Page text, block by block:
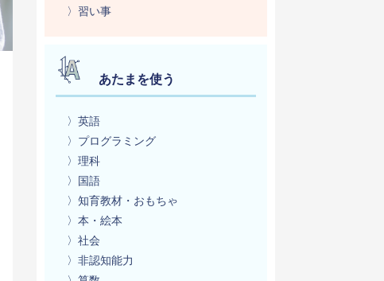
〉習い事
あたまを使う
〉英語
〉プログラミング
〉理科
〉国語
〉知育教材・おもちゃ
〉本・絵本
〉社会
〉非認知能力